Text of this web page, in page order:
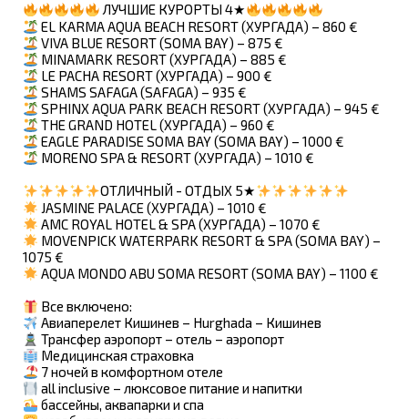
ЛУЧШИЕ КУРОРТЫ 4★
EL KARMA AQUA BEACH RESORT (ХУРГАДА) – 860 €
VIVA BLUE RESORT (SOMA BAY) – 875 €
MINAMARK RESORT (ХУРГАДА) – 885 €
LE PACHA RESORT (ХУРГАДА) – 900 €
SHAMS SAFAGA (SAFAGA) – 935 €
SPHINX AQUA PARK BEACH RESORT (ХУРГАДА) – 945 €
THE GRAND HOTEL (ХУРГАДА) – 960 €
EAGLE PARADISE SOMA BAY (SOMA BAY) – 1000 €
MORENO SPA & RESORT (ХУРГАДА) – 1010 €
ОТЛИЧНЫЙ - ОТДЫХ 5★
JASMINE PALACE (ХУРГАДА) – 1010 €
AMC ROYAL HOTEL & SPA (ХУРГАДА) – 1070 €
MOVENPICK WATERPARK RESORT & SPA (SOMA BAY) –
1075 €
AQUA MONDO ABU SOMA RESORT (SOMA BAY) – 1100 €
Все включено:
Авиаперелет Кишинев – Hurghada – Кишинев
Трансфер аэропорт – отель – аэропорт
Медицинская страховка
7 ночей в комфортном отеле
all inclusive – люксовое питание и напитки
бассейны, аквапарки и спа